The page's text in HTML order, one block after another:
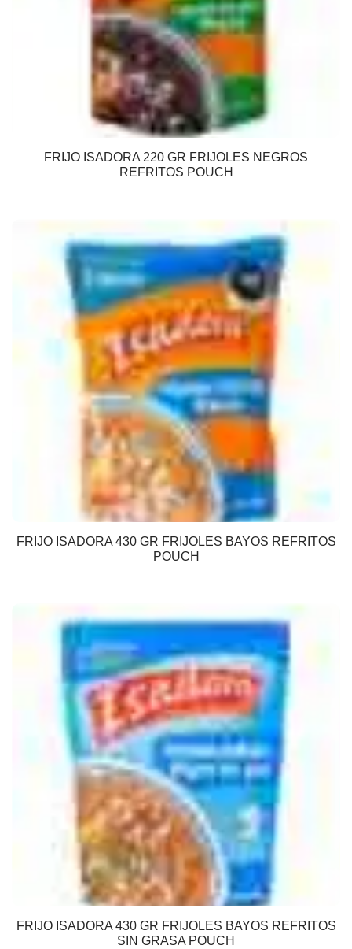
FRIJO ISADORA 220 GR FRIJOLES NEGROS
REFRITOS POUCH
FRIJO ISADORA 430 GR FRIJOLES BAYOS REFRITOS
POUCH
FRIJO ISADORA 430 GR FRIJOLES BAYOS REFRITOS
SIN GRASA POUCH